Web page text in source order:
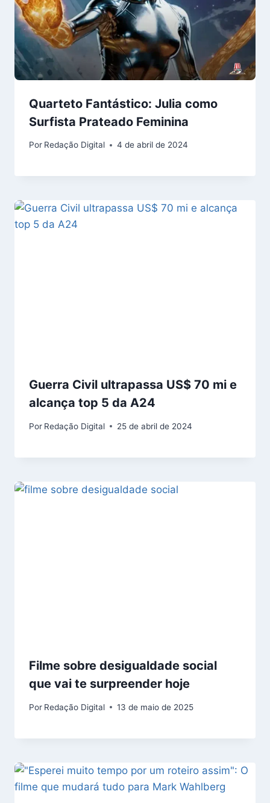
Quarteto Fantástico: Julia como
Surfista Prateado Feminina
Por Redação Digital 4 de abril de 2024
Guerra Civil ultrapassa US$ 70 mi e
alcança top 5 da A24
Por Redação Digital 25 de abril de 2024
Filme sobre desigualdade social
que vai te surpreender hoje
Por Redação Digital 13 de maio de 2025